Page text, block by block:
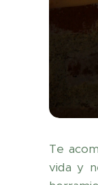
Te
vida y